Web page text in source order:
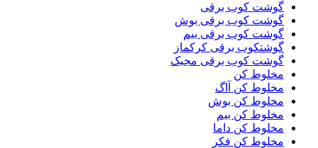
گوشت کوب برقی
گوشت کوب برقی بوش
گوشت کوب برقی بیم
گوشتکوب برقی کرکماز
گوشت کوب برقی مجیک
مخلوط کن
مخلوط کن آاگ
مخلوط کن بوش
مخلوط کن بیم
مخلوط کن داما
مخلوط کن فکر